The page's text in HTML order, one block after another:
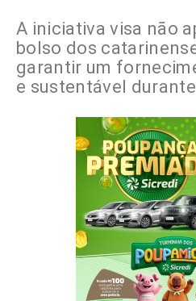
A iniciativa visa não
bolso dos
garantir um
e sustentável